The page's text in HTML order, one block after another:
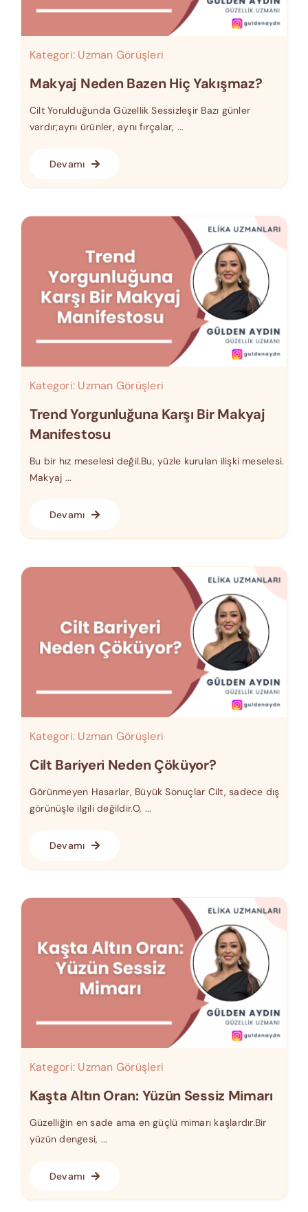
Kategori: Uzman Görüşleri
Makyaj Neden Bazen Hiç Yakışmaz?
Cilt Yorulduğunda Güzellik Sessizleşir Bazı günler
vardır;aynı ürünler, aynı fırçalar, ...
Devamı
Kategori: Uzman Görüşleri
Trend Yorgunluğuna Karşı Bir Makyaj
Manifestosu
Bu bir hız meselesi değil.Bu, yüzle kurulan ilişki meselesi.
Makyaj ...
Devamı
Kategori: Uzman Görüşleri
Cilt Bariyeri Neden Çöküyor?
Görünmeyen Hasarlar, Büyük Sonuçlar Cilt, sadece dış
görünüşle ilgili değildir.O, ...
Devamı
Kategori: Uzman Görüşleri
Kaşta Altın Oran: Yüzün Sessiz Mimarı
Güzelliğin en sade ama en güçlü mimarı kaşlardır.Bir
yüzün dengesi, ...
Devamı